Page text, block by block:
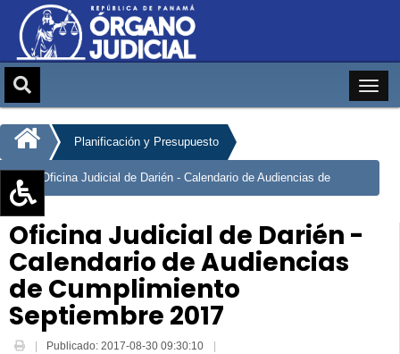
Aumentar texto (+)
Reducir texto (-)
Restablecer texto
Escala de Brillo
Escala de grises
Planificación y Presupuesto
Oficina Judicial de Darién - Calendario de Audiencias de
Oficina Judicial de Darién -
Calendario de Audiencias
de Cumplimiento
Septiembre 2017
Publicado: 2017-08-30 09:30:10